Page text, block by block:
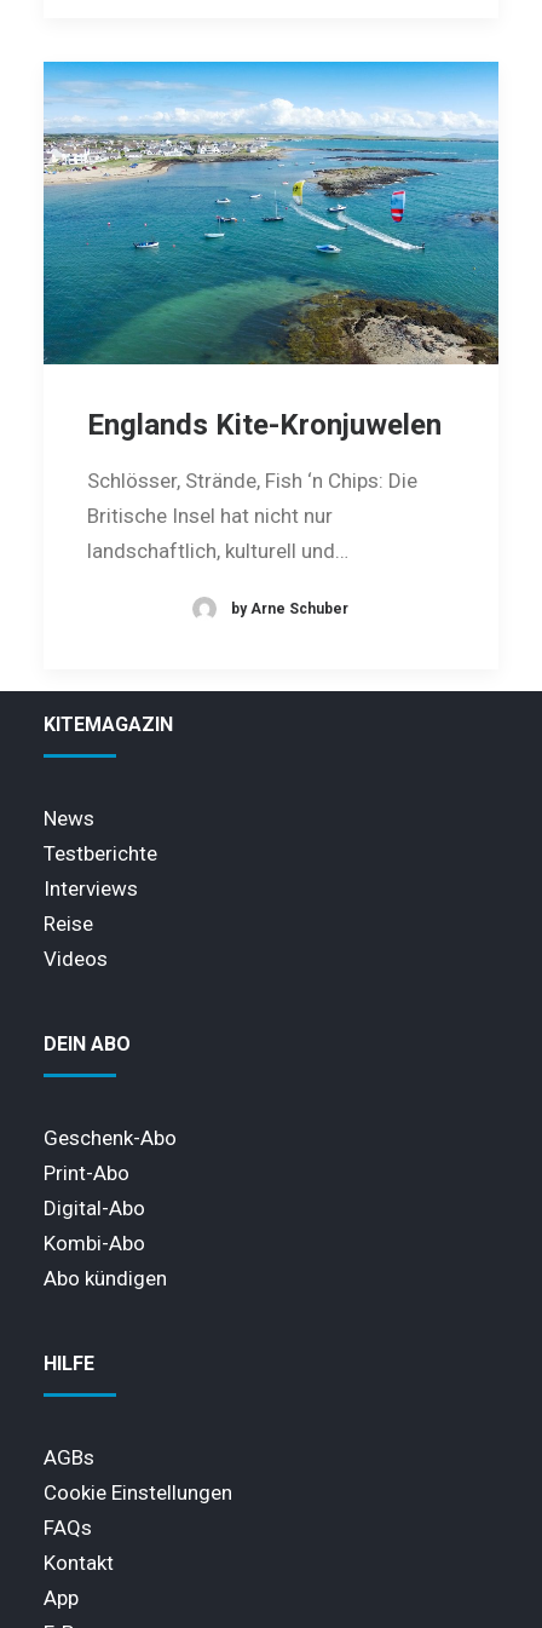
Englands Kite-Kronjuwelen
Schlösser, Strände, Fish ‘n Chips: Die
Britische Insel hat nicht nur
landschaftlich, kulturell und…
by Arne Schuber
KITEMAGAZIN
News
Testberichte
Interviews
Reise
Videos
DEIN ABO
Geschenk-Abo
Print-Abo
Digital-Abo
Kombi-Abo
Abo kündigen
HILFE
AGBs
Cookie Einstellungen
FAQs
Kontakt
App